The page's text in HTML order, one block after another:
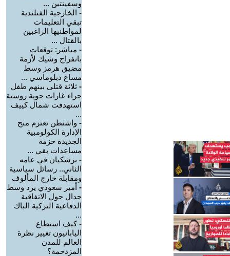
وسفينتين ...
- الخارجية الفنلندية
تبقي التعليمات
لمواطنيها الراغبين
بالقتال ...
- مباشر: توقعات
بانفراج وشيك لأزمة
مضيق هرمز وسط
مساع دبلوماسي ...
- ثلاثة قتلى بينهم طفل
جراء غارات جوية روسية
استهدفت شمال كييف
...
- واشنطن تعتزم منح
الإدارة الكولومبية
الجديدة حزمة
مساعدات بقي ...
- بزشكيان في عامه
الثاني.. رسائل سياسية
ومقابلة خارج المألوف
- أمير سعودي يرد وسط
جدال حول الاتفاقية
الدفاعية التركية الباك
...
-كيف استطاع
اليابانيون تغيير نظرة
العالم للمدن
المزدحمة؟